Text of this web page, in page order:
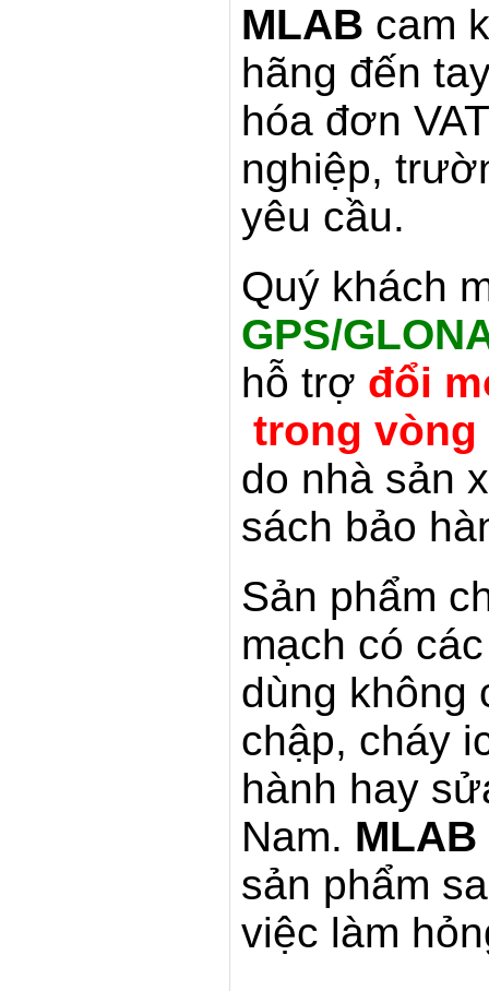
MLAB cam
hãng đến
hóa đơn
nghiệp,
yêu cầu.
Quý khách
GPS/
hỗ trợ đổi
trong vòng
do nhà sản
sách bảo
Sản phẩm
mạch có
dùng không
chập, cháy
hành hay
Nam. MLAB
sản phẩm
việc làm